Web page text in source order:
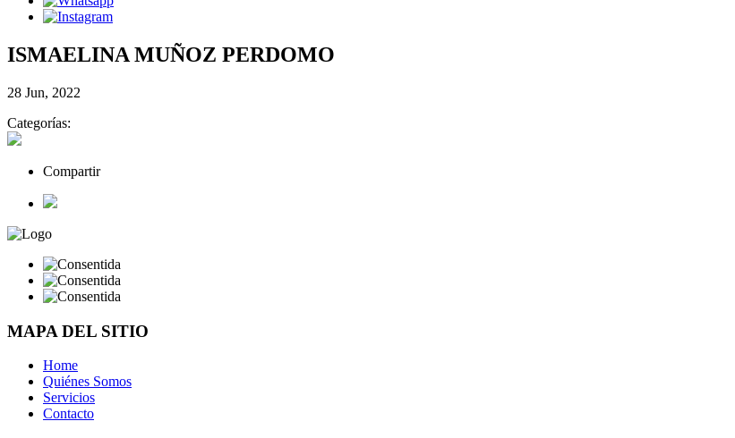
ISMAELINA MUÑOZ PERDOMO
28 Jun, 2022
Categorías:
Compartir
MAPA DEL SITIO
Home
Quiénes Somos
Servicios
Contacto